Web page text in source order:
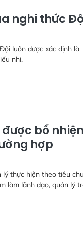
nghi thức
luôn được xác định là
nhi.
bổ
hợp
lý thực hiện theo tiêu
làm lãnh đạo, quản lý